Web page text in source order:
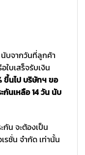
นับจากวันที่ลูกค้า
ใบเสร็จรับเงิน
ขึ้นไป บริษัทฯ ขอ
กันเหลือ 14 วัน นับ
กัน จะต้องเป็น
ชั่น จำกัด เท่านั้น